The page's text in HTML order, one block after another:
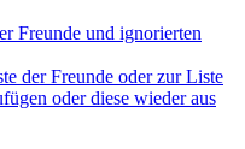
Freunde und ignorierten
der Freunde oder zur Liste
oder diese wieder aus